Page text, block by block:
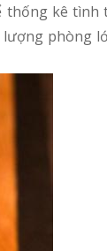
thống kê tình
phòng